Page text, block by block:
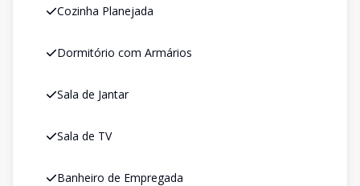
Cozinha Planejada
Dormitório com Armários
Sala de Jantar
Sala de TV
Banheiro de Empregada